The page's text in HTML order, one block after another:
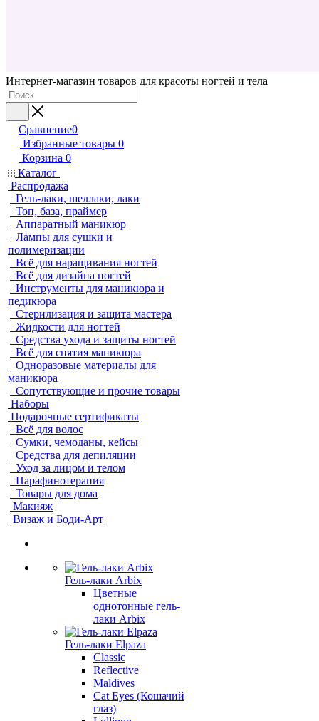
Интернет-магазин товаров для красоты ногтей и тела
Сравнение0
Избранные товары 0
Корзина 0
Каталог
Распродажа
Гель-лаки, шеллаки, лаки
Топ, база, праймер
Аппаратный маникюр
Лампы для сушки и
полимеризации
Всё для наращивания ногтей
Всё для дизайна ногтей
Инструменты для маникюра и
педикюра
Стерилизация и защита мастера
Жидкости для ногтей
Средства ухода и защиты ногтей
Всё для снятия маникюра
Одноразовые материалы для
маникюра
Сопутствующие и прочие товары
Наборы
Подарочные сертификаты
Всё для волос
Сумки, чемоданы, кейсы
Средства для депиляции
Уход за лицом и телом
Парафинотерапия
Товары для дома
Макияж
Визаж и Боди-Арт
Гель-лаки Arbix
Цветные
однотонные гель-
лаки Arbix
Гель-лаки Elpaza
Classic
Reflective
Maldives
Cat Eyes (Кошачий
глаз)